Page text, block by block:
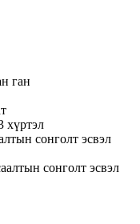
ган
хүртэл
сонголт эсвэл
сонголт эсвэл